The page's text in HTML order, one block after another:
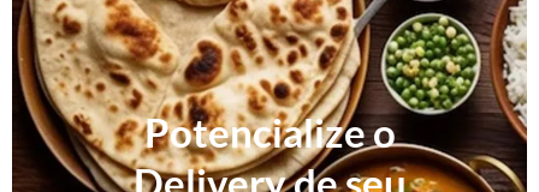
Potencialize o
Delivery de seu